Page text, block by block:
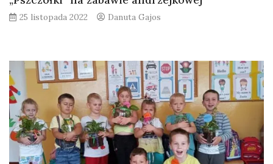
25 listopada 2022 Danuta Gajos